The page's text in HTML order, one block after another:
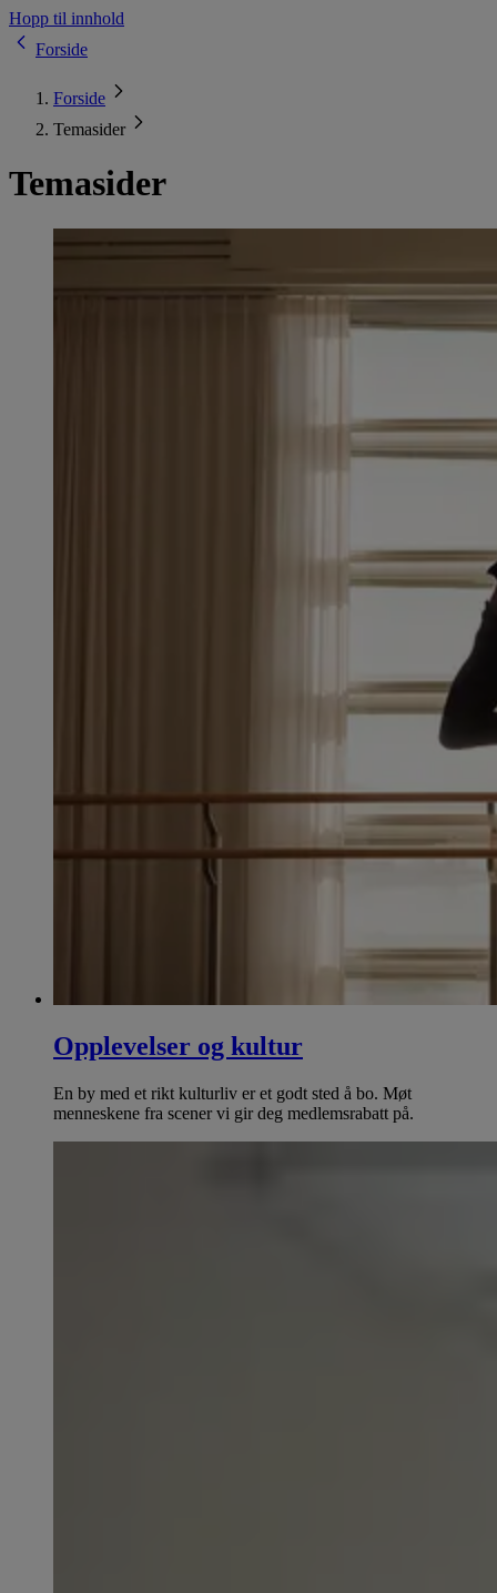
Hopp til innhold
Forside
Forside
Temasider
Temasider
Opplevelser og kultur
En by med et rikt kulturliv er et godt sted å bo. Møt
menneskene fra scener vi gir deg medlemsrabatt på.